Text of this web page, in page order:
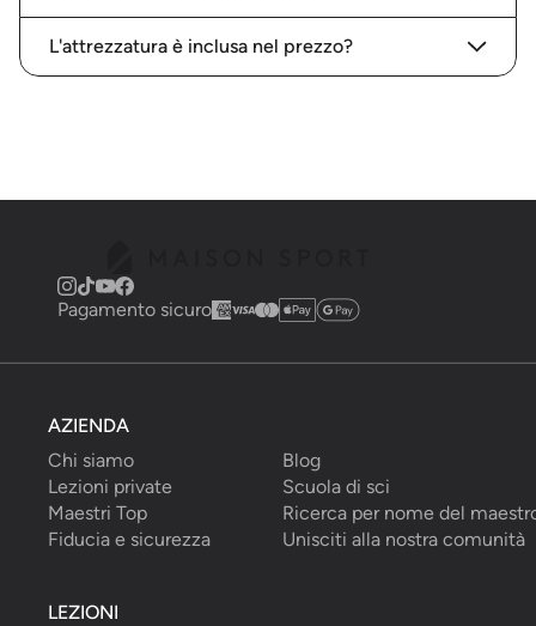
L'attrezzatura è inclusa nel prezzo?
Pagamento sicuro
AZIENDA
Chi siamo
Blog
Lezioni private
Scuola di sci
Maestri Top
Ricerca per nome del
Fiducia e sicurezza
Unisciti alla nostra comunità
LEZIONI